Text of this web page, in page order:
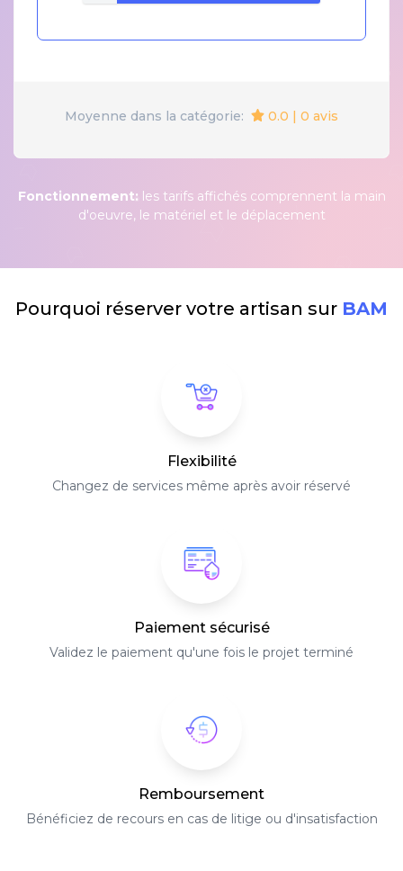
Moyenne dans la catégorie: 0.0 | 0 avis
Fonctionnement: les tarifs affichés comprennent la main
d'oeuvre, le matériel et le déplacement
Pourquoi réserver votre artisan sur BAM
Flexibilité
Changez de services même après avoir réservé
Paiement sécurisé
Validez le paiement qu'une fois le projet terminé
Remboursement
Bénéficiez de recours en cas de litige ou d'insatisfaction